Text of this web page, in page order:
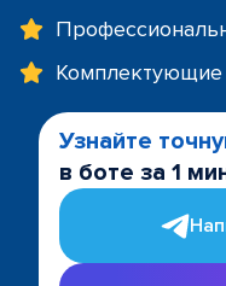
Комплектующие
Узнайте
в боте за 1